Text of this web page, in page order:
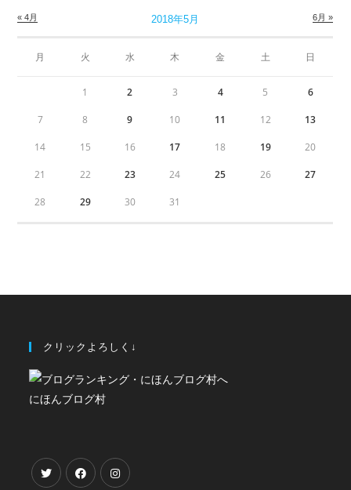
2018年5月
月 火 水 木 金 土 日
« 4月 6月 »
1 2 3 4 5 6
7 8 9 10 11 12 13
14 15 16 17 18 19 20
21 22 23 24 25 26 27
28 29 30 31
クリックよろしく↓
にほんブログ村